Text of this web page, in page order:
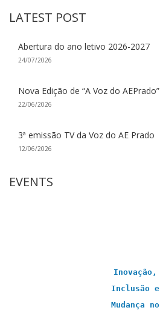
LATEST POST
Abertura do ano letivo 2026-2027
24/07/2026
Nova Edição de “A Voz do AEPrado”
22/06/2026
3ª emissão TV da Voz do AE Prado
12/06/2026
EVENTS
Inovação,
Inclusão e
Mudança no